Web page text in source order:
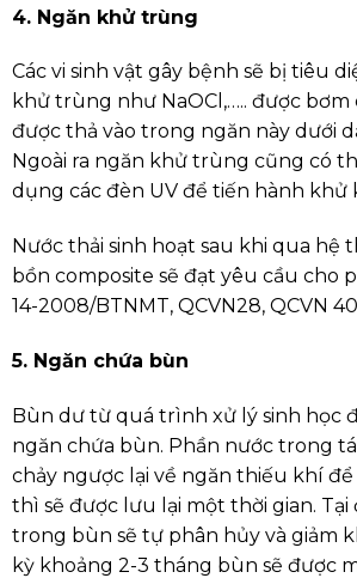
4. Ngăn khử trùng
Các vi sinh vật gây bệnh sẽ bị tiêu
khử trùng như NaOCl,….. được bơm
được thả vào trong ngăn này dưới
Ngoài ra ngăn khử trùng cũng có
dụng các đèn UV để tiến hành khử
Nước thải sinh hoạt sau khi qua hệ
bồn composite sẽ đạt yêu cầu cho
14-2008/BTNMT, QCVN28, QCVN
5. Ngăn chứa bùn
Bùn dư từ quá trình xử lý sinh học
ngăn chứa bùn. Phần nước trong
chảy ngược lại về ngăn thiếu khí
thì sẽ được lưu lại một thời gian. Tại
trong bùn sẽ tự phân hủy và giảm
kỳ khoảng 2-3 tháng bùn sẽ được